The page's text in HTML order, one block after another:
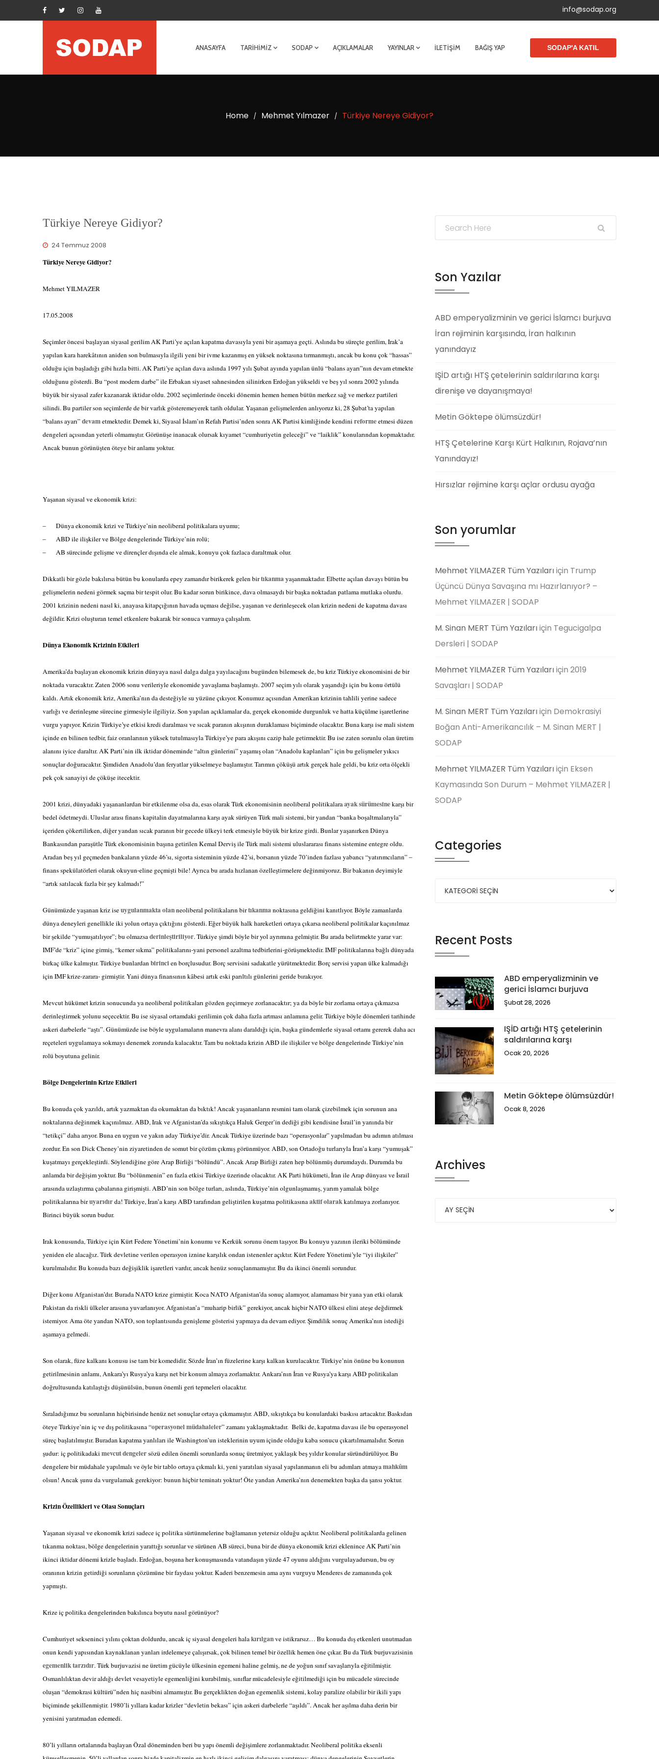
info@sodap.org
ANASAYFA TARIHIMIZ SODAP AÇIKLAMALAR YAYINLAR İLETIŞIM BAĞIŞ YAP SODAP'A KATIL
Home / Mehmet Yılmazer / Türkiye Nereye Gidiyor?
Türkiye Nereye Gidiyor?
24 Temmuz 2008
Türkiye Nereye Gidiyor?
Mehmet YILMAZER
17.05.2008
Seçimler öncesi başlayan siyasal gerilim AK Parti’ye açılan kapatma davasıyla yeni bir aşamaya geçti. Aslında bu süreçte gerilim, Irak’a
yapılan kara harekâtının aniden son bulmasıyla ilgili yeni bir ivme kazanmış en yüksek noktasına tırmanmıştı, ancak bu konu çok “hassas”
olduğu için başladığı gibi hızla bitti. AK Parti’ye açılan dava aslında 1997 yılı Şubat ayında yapılan ünlü “balans ayarı”nın devam etmekte
olduğunu gösterdi. Bu “post modern darbe” ile Erbakan siyaset sahnesinden silinirken Erdoğan yükseldi ve beş yıl sonra 2002 yılında
büyük bir siyasal zafer kazanarak iktidar oldu. 2002 seçimlerinde önceki dönemin hemen hemen bütün merkez sağ ve merkez partileri
silindi. Bu partiler son seçimlerde de bir varlık gösteremeyerek tarih oldular. Yaşanan gelişmelerden anlıyoruz ki, 28 Şubat’ta yapılan
“balans ayarı”devametmektedir. Demek ki, Siyasal İslam’ın Refah Partisi’nden sonra AK Partisi kimliğinde kendini reformeetmesi düzen
dengeleri açısından yeterli olmamıştır. Görünüşe inanacak olursak kıyamet “cumhuriyetin geleceği” ve “laiklik” konularından kopmaktadır.
Ancak bunun görünüşten öteye bir anlamı yoktur.
Yaşanan siyasal ve ekonomik krizi:
– Dünya ekonomik krizi ve Türkiye’nin neoliberal politikalara uyumu;
– ABD ile ilişkiler ve Bölge dengelerinde Türkiye’nin rolü;
– AB sürecinde gelişme ve dirençler dışında ele almak, konuyu çok fazlaca daraltmak olur.
Dikkatli bir gözle bakılırsa bütün bu konularda epey zamandır birikerek gelen birtıkanmayaşanmaktadır. Elbette açılan davayı bütün bu
gelişmelerin nedeni görmek saçma bir tespit olur. Bu kadar sorun birikince, dava olmasaydı bir başka noktadan patlama mutlaka olurdu.
2001 krizinin nedeni nasıl ki, anayasa kitapçığının havada uçması değilse, yaşanan ve derinleşecek olan krizin nedeni de kapatma davası
değildir. Krizi oluşturan temel etkenlere bakarak bir sonuca varmaya çalışalım.
Dünya Ekonomik Krizinin Etkileri
Amerika’da başlayan ekonomik krizin dünyaya nasıl dalga dalga yayılacağını bugünden bilemesek de, bu kriz Türkiye ekonomisini de bir
noktada vuracaktır. Zaten 2006 sonu verileriyle ekonomide yavaşlama başlamıştı. 2007 seçim yılı olarak yaşandığı için bu konu örtülü
kaldı. Artık ekonomik kriz, Amerika’nın da desteğiyle su yüzüne çıkıyor. Konumuz açısından Amerikan krizinin tahlili yerine sadece
varlığı ve derinleşme sürecine girmesiyle ilgiliyiz. Son yapılan açıklamalar da, gerçek ekonomide durgunluk ve hatta küçülme işaretlerine
vurgu yapıyor. Krizin Türkiye’ye etkisi kredi daralması ve sıcak paranın akışının duraklaması biçiminde olacaktır. Buna karşı ise mali sistem
içinde en bilinen tedbir, faiz oranlarının yüksek tutulmasıyla Türkiye’ye para akışını cazip hale getirmektir. Bu ise zaten sorunlu olan üretim
alanını iyice daraltır. AK Parti’nin ilk iktidar döneminde “altın günlerini” yaşamış olan “Anadolu kaplanları” için bu gelişmeler yıkıcı
sonuçlar doğuracaktır. Şimdiden Anadolu’dan feryatlar yükselmeye başlamıştır. Tarımın çöküşü artık gerçek hale geldi, bu kriz orta ölçekli
pek çok sanayiyi de çöküşe itecektir.
2001 krizi, dünyadaki yaşananlardan bir etkilenme olsa da, esas olarak Türk ekonomisinin neoliberal politikalara ayak sürümesinekarşı bir
bedel ödetmeydi. Uluslar arası finans kapitalin dayatmalarına karşı ayak sürüyen Türk mali sistemi, bir yandan “banka boşaltmalarıyla”
içeriden çökertilirken, diğer yandan sıcak paranın bir gecede ülkeyi terk etmesiyle büyük bir krize girdi. Bunlar yaşanırken Dünya
Bankasından paraşütle Türk ekonomisinin başına getirilen Kemal Derviş ile Türk mali sistemi uluslararası finans sistemine entegre oldu.
Aradan beş yıl geçmeden bankaların yüzde 46’sı, sigorta sisteminin yüzde 42’si, borsanın yüzde 70’inden fazlası yabancı “yatırımcıların” –
finans spekülatörleri olarak okuyun-eline geçmişti bile! Ayrıca bu arada hızlanan özelleştirmelere değinmiyoruz. Bir bakanın deyimiyle
“artık satılacak fazla bir şey kalmadı!”
Günümüzde yaşanan kriz iseuygulanmakta olanneoliberal politikaların birtıkanmanoktasına geldiğini kanıtlıyor. Böyle zamanlarda
dünya deneyleri genellikle iki yolun ortaya çıktığını gösterdi. Eğer büyük halk hareketleri ortaya çıkarsa neoliberal politikalar kaçınılmaz
bir şekilde “yumuşatılıyor”; bu olmazsa derinleştiriliyor. Türkiye şimdi böyle bir yol ayrımına gelmiştir. Bu arada belirtmekte yarar var:
IMF’de “kriz” içine girmiş, “kemer sıkma” politikalarını-yani personel azaltma tedbirlerini-görüşmektedir. IMF politikalarına bağlı dünyada
birkaç ülke kalmıştır. Türkiye bunlardan birincien borçlusudur. Borç servisini sadakatle yürütmektedir. Borç servisi yapan ülke kalmadığı
için IMF krize-zarara- girmiştir. Yani dünya finansının kâbesi artık eski parıltılı günlerini geride bırakıyor.
Mevcut hükümet krizin sonucunda ya neoliberal politikaları gözden geçirmeye zorlanacaktır; ya da böyle bir zorlama ortaya çıkmazsa
derinleştirmek yolunu seçecektir. Bu ise siyasal ortamdaki gerilimin çok daha fazla artması anlamına gelir. Türkiye böyle dönemleri tarihinde
askeri darbelerle “aştı”. Günümüzde ise böyle uygulamaların manevra alanı daraldığı için, başka gündemlerle siyasal ortamı gererek daha acı
reçeteleri uygulamaya sokmayı denemek zorunda kalacaktır. Tam bu noktada krizin ABD ile ilişkiler ve bölge dengelerinde Türkiye’nin
rolü boyutuna gelinir.
Bölge Dengelerinin Krize Etkileri
Bu konuda çok yazıldı, artık yazmaktan da okumaktan da bıktık! Ancak yaşananların resmini tam olarak çizebilmek için sorunun ana
noktalarına değinmek kaçınılmaz. ABD, Irak ve Afganistan’da sıkıştıkça Haluk Gerger’in dediği gibi kendisine İsrail’in yanında bir
“tetikçi” daha arıyor. Buna en uygun ve yakın aday Türkiye’dir. Ancak Türkiye üzerinde bazı “operasyonlar” yapılmadan bu adımın atılması
zordur. En son Dick Cheney’nin ziyaretinden de somut bir çözüm çıkmış görünmüyor. ABD, son Ortadoğu turlarıyla İran’a karşı “yumuşak”
kuşatmayı gerçekleştirdi. Söylendiğine göre Arap Birliği “bölündü”. Ancak Arap Birliği zaten hep bölünmüş durumdaydı. Durumda bu
anlamda bir değişim yoktur. Bu “bölünmenin” en fazla etkisi Türkiye üzerinde olacaktır. AK Parti hükümeti, İran ile Arap dünyası ve İsrail
arasında uzlaştırma çabalarına girişmişti. ABD’nin son bölge turları, aslında, Türkiye’nin olgunlaşmamış, yarım yamalak bölge
politikalarına biruyarıdırda! Türkiye, İran’a karşı ABD tarafından geliştirilen kuşatma politikasına aktif olarakkatılmaya zorlanıyor.
Birinci büyük sorun budur.
Irak konusunda, Türkiye için Kürt Federe Yönetimi’nin konumu ve Kerkük sorunu önem taşıyor. Bu konuyu yazının ileriki bölümünde
yeniden ele alacağız. Türk devletine verilen operasyon iznine karşılık ondan istenenler açıktır. Kürt Federe Yönetimi’yle “iyi ilişkiler”
kurulmalıdır. Bu konuda bazı değişiklik işaretleri vardır, ancak henüz sonuçlanmamıştır. Bu da ikinci önemli sorundur.
Diğer konu Afganistan’dır. Burada NATO krize girmiştir. Koca NATO Afganistan’da sonuç alamıyor, alamaması bir yana yan etki olarak
Pakistan da riskli ülkeler arasına yuvarlanıyor. Afganistan’a “muharip birlik” gerekiyor, ancak hiçbir NATO ülkesi elini ateşe değdirmek
istemiyor. Ama öte yandan NATO, son toplantısında genişleme gösterisi yapmaya da devam ediyor. Şimdilik sonuç Amerika’nın istediği
aşamaya gelmedi.
Son olarak, füze kalkanı konusu ise tam bir komedidir. Sözde İran’ın füzelerine karşı kalkan kurulacaktır. Türkiye’nin önüne bu konunun
getirilmesinin anlamı, Ankara’yı Rusya’ya karşı net bir konum almaya zorlamaktır. Ankara’nın İran ve Rusya’ya karşı ABD politikaları
doğrultusunda katılaştığı düşünülsün, bunun önemli geri tepmeleri olacaktır.
Sıraladığımız bu sorunların hiçbirisinde henüz net sonuçlar ortaya çıkmamıştır. ABD, sıkıştıkça bu konulardaki baskısı artacaktır. Baskıdan
öteye Türkiye’nin iç ve dış politikasına “operasyonel müdahaleler” zamanı yaklaşmaktadır. Belki de, kapatma davası ile bu operasyonel
süreç başlatılmıştır. Buradan kapatma yanlıları ile Washington’un isteklerinin uyum içinde olduğu kaba sonucu çıkartılmamalıdır. Sorun
şudur: iç politikadaki mevcut dengelersözü edilen önemli sorunlarda sonuç üretmiyor, yaklaşık beş yıldır konular süründürülüyor. Bu
dengelere bir müdahale yapılmalı ve öyle bir tablo ortaya çıkmalı ki, yeni yaratılan siyasal yapılanmanın eli bu adımları atmaya mahkûm
olsun! Ancak şunu da vurgulamak gerekiyor: bunun hiçbir teminatı yoktur! Öte yandan Amerika’nın denemekten başka da şansı yoktur.
Krizin Özellikleri ve Olası Sonuçları
Yaşanan siyasal ve ekonomik krizi sadece iç politika sürtünmelerine bağlamanın yetersiz olduğu açıktır. Neoliberal politikalarda gelinen
tıkanma noktası, bölge dengelerinin yarattığı sorunlar ve sürünen AB süreci, buna bir de dünya ekonomik krizi eklenince AK Parti’nin
ikinci iktidar dönemi krizle başladı. Erdoğan, boşuna her konuşmasında vatandaşın yüzde 47 oyunu aldığını vurgulayadursun, bu oy
oranının krizin getirdiği sorunların çözümüne bir faydası yoktur. Kaderi benzemesin ama aynı vurguyu Menderes de zamanında çok
yapmıştı.
Krize iç politika dengelerinden bakılınca boyutu nasıl görünüyor?
Cumhuriyet sekseninci yılını çoktan doldurdu, ancak iç siyasal dengeleri hala kırılganve istikrarsız… Bu konuda dış etkenleri unutmadan
onun kendi yapısından kaynaklanan yanları irdelemeye çalışırsak, çok bilinen temel bir özellik hemen öne çıkar. Bu da Türk burjuvazisinin
egemenlik tarzıdır. Türk burjuvazisi ne üretim gücüyle ülkesinin egemeni haline gelmiş, ne de yoğun sınıf savaşlarıyla eğitilmiştir.
Osmanlılıktan devir aldığı devlet vesayetiyle egemenliğini kurabilmiş, sınıflar mücadelesiyle eğitilmediği için bu mücadele sürecinde
oluşan “demokrasi kültürü”nden hiç nasibini almamıştır. Bu gerçeklikten doğan egemenlik sistemi, kolay paralize olabilir bir ikili yapı
biçiminde şekillenmiştir. 1980’li yıllara kadar krizler “devletin bekası” için askeri darbelerle “aşıldı”. Ancak her aşılma daha derin bir
yenisini yaratmadan edemedi.
80’li yılların ortalarında başlayan Özal döneminden beri bu yapı önemli değişimlere zorlanmaktadır. Neoliberal politika eksenli
Son Yazılar
ABD emperyalizminin ve gerici İslamcı burjuva
İran rejiminin karşısında, İran halkının
yanındayız
IŞİD artığı HTŞ çetelerinin saldırılarına karşı
direnişe ve dayanışmaya!
Metin Göktepe ölümsüzdür!
HTŞ Çetelerine Karşı Kürt Halkının, Rojava’nın
Yanındayız!
Hırsızlar rejimine karşı açlar ordusu ayağa
Son yorumlar
Mehmet YILMAZER Tüm Yazılarıiçin Trump
Üçüncü Dünya Savaşına mı Hazırlanıyor? –
Mehmet YILMAZER | SODAP
M. Sinan MERT Tüm Yazılarıiçin Tegucigalpa
Dersleri | SODAP
Mehmet YILMAZER Tüm Yazılarıiçin 2019
Savaşları | SODAP
M. Sinan MERT Tüm Yazılarıiçin Demokrasiyi
Boğan Anti-Amerikancılık – M. Sinan MERT |
SODAP
Mehmet YILMAZER Tüm Yazılarıiçin Eksen
Kaymasında Son Durum – Mehmet YILMAZER |
SODAP
Categories
Recent Posts
ABD emperyalizminin ve
gerici İslamcı burjuva
Şubat 28, 2026
IŞİD artığı HTŞ çetelerinin
saldırılarına karşı
Ocak 20, 2026
Metin Göktepe ölümsüzdür!
Ocak 8, 2026
Archives